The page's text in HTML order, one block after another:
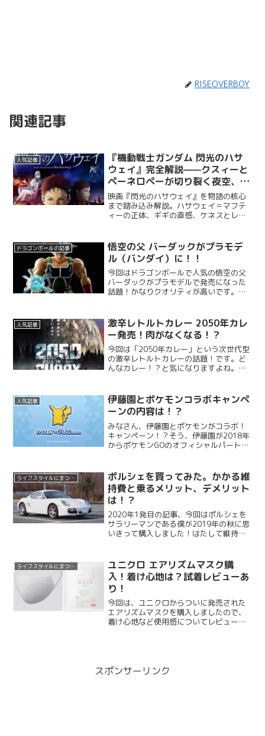
RISEOVERBOY
関連記事
人気記事
『機動戦士ガンダム 閃光のハサ
ウェイ』完全解説——クスィーと
ペーネロペーが切り裂く夜空、理
想と罪が交差する“UC0105”の真
実
映画『閃光のハサウェイ』を物語の核心
まで踏み込み解説。ハサウェイ＝マフテ
ィーの正体、ギギの直感、ケネスとレー
どころとストーリーをまとめました。な
ぜ今『閃光のハサウェ...
ドラゴンボールの記事
悟空の父 バーダックがプラモデ
ル（バンダイ）に！！
今回はドラゴンボールで人気の悟空の父
バーダックがプラモデルで発売になった
話題！かなりクオリティが高いです。さ
人気記事
激辛レトルトカレー 2050年カレ
ー発売！肉がなくなる！？
今回は「2050年カレー」という次世代型
の激辛レトルトカレーの話題！です。ど
んなカレー！？と気になりますよね。さ
気になる。。。激辛レトルトカレー2050
年カレーの中...
人気記事
伊藤園とポケモンコラボキャンペ
ーンの内容は！？
みなさん、伊藤園とポケモンがコラボ！
キャンペーン！？そう、伊藤園が2018年
からポケモンGOのオフィシャルパートナ
様々なコラボ商品やキャンペーンが行わ
れているので紹介して...
ライフスタイルにまつわる記事
ポルシェを買ってみた。かかる維
持費と乗るメリット、デメリット
は！？
2020年1発目の記事、今回はポルシェを
サラリーマンである僕が2019年の秋に思
いきって購入しました！はたして維持で
みたいと思います。
ライフスタイルにまつわる記事
ユニクロ エアリズムマスク購
入！着け心地は？試着レビューあ
り！
今回は、ユニクロからついに発売された
エアリズムマスクを購入しましたので、
着け心地など使用感についてレビューし
スポンサーリンク